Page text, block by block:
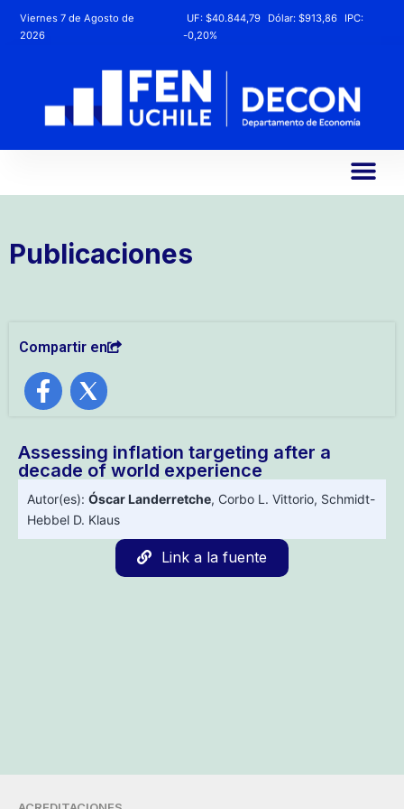
Viernes 7 de Agosto de
2026
UF: $40.844,79 Dólar: $913,86
IPC:
-0,20%
Publicaciones
Compartir en
Assessing inflation targeting after a
decade of world experience
Autor(es): Óscar Landerretche, Corbo L. Vittorio, Schmidt-
Hebbel D. Klaus
Link a la fuente